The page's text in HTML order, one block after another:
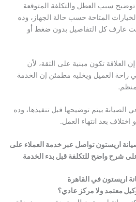
توضيح سبب العطل والتكلفة المتوقعة
المتاحة حسب حالة الجهاز، وده
عارف كل التفاصيل بدون ضغط أو
العلاقة تكون مبنية على الثقة، لأن
راحة العميل ويخليه مطمئن إن الخدمة
بيتم توضيحها قبل تنفيذها، وده
بعد انتهاء العمل.
اريستون تواصل عبر خدمة العملاء على
اريستون في القاهرة
معتمد ولا مركز عادي؟